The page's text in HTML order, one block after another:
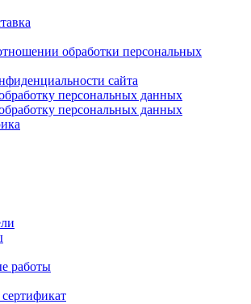
обработки персональных
сайта
персональных данных
персональных данных
работы